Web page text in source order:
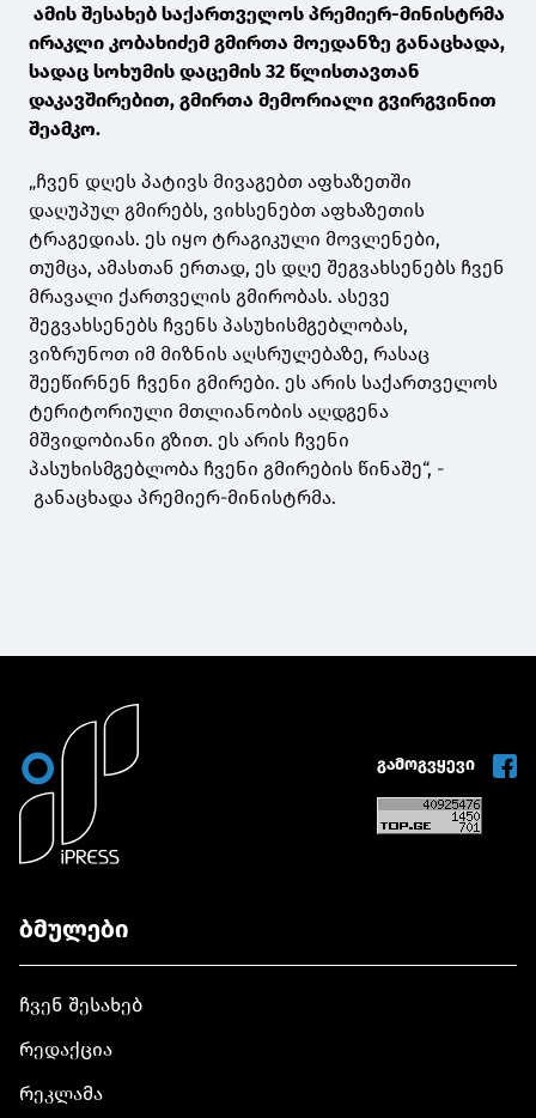
ამის შესახებ საქართველოს პრემიერ-მინისტრმა
ირაკლი კობახიძემ გმირთა მოედანზე განაცხადა,
სადაც სოხუმის დაცემის 32 წლისთავთან
დაკავშირებით, გმირთა მემორიალი გვირგვინით
შეამკო.
„ჩვენ დღეს პატივს მივაგებთ აფხაზეთში
დაღუპულ გმირებს, ვიხსენებთ აფხაზეთის
ტრაგედიას. ეს იყო ტრაგიკული მოვლენები,
თუმცა, ამასთან ერთად, ეს დღე შეგვახსენებს ჩვენ
მრავალი ქართველის გმირობას. ასევე
შეგვახსენებს ჩვენს პასუხისმგებლობას,
ვიზრუნოთ იმ მიზნის აღსრულებაზე, რასაც
შეეწირნენ ჩვენი გმირები. ეს არის საქართველოს
ტერიტორიული მთლიანობის აღდგენა
მშვიდობიანი გზით. ეს არის ჩვენი
პასუხისმგებლობა ჩვენი გმირების წინაშე“, -
განაცხადა პრემიერ-მინისტრმა.
გამოგვყევი
ბმულები
ჩვენ შესახებ
რედაქცია
რეკლამა